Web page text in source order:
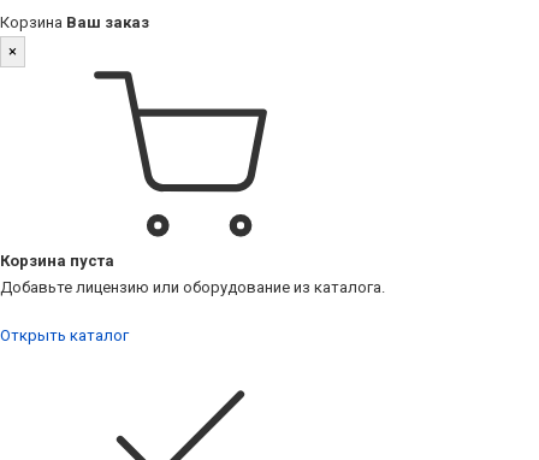
Корзина Ваш заказ
×
Корзина пуста
Добавьте лицензию или оборудование из каталога.
Открыть каталог